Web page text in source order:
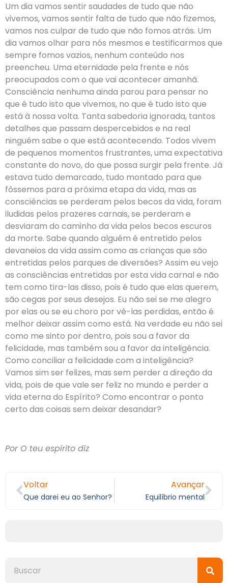
Um dia vamos sentir saudades de tudo que não
vivemos, vamos sentir falta de tudo que não fizemos,
vamos nos culpar de tudo que não fomos atrás. Um
dia vamos olhar para nós mesmos e testificarmos que
sempre fomos vazios, nenhum conteúdo nos
preencheu. Uma eternidade pela frente e nós
preocupados com o que vai acontecer amanhã.
Consciência nenhuma ainda parou para pensar no
que é tudo isto que vivemos, no que é tudo isto que
está à nossa volta. Tanta sabedoria ignorada, tantos
detalhes que passam despercebidos e na real
ninguém sabe o que está acontecendo. Todos vivem
de pequenos momentos frustrantes, uma expectativa
constante do novo, do que possa surgir pela frente. Já
estava tudo demarcado, tudo montado para que
fôssemos para a próxima etapa da vida, mas as
consciências se perderam pelos becos da vida, foram
iludidas pelos prazeres carnais, se perderam e
desviaram do caminho da vida pelos becos escuros
da morte. Sabe quando alguém é entretido pelos
devaneios da vida assim como as crianças que são
entretidas pelos parques de diversões? Assim eu vejo
as consciências entretidas por esta vida carnal e não
tem como tira-las disso, pois é tudo que elas querem,
são cegas por seus desejos. Eu não sei se me alegro
por elas ou se eu choro por vê-las perdidas, então é
melhor deixar assim como está. Na verdade eu não sei
como me sinto por dentro, pois sou a favor da
felicidade, mas também sou a favor da inteligência.
Como conciliar a felicidade com a inteligência?
Vamos sim ser felizes, mas sem perder a direção da
vida, pois de que vale ser feliz no mundo e perder a
vida eterna do Espírito? Como encontrar o ponto
certo das coisas sem deixar desandar?
Por O teu espírito diz
Voltar
Que darei eu ao Senhor?
Avançar
Equilíbrio mental